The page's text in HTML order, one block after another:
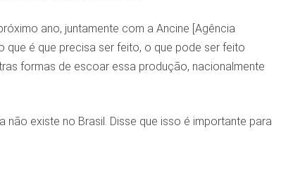
ano, juntamente com a Ancine [Agência
que é que precisa ser feito, o que pode ser feito
formas de escoar essa produção, nacionalmente
não existe no Brasil. Disse que isso é importante para